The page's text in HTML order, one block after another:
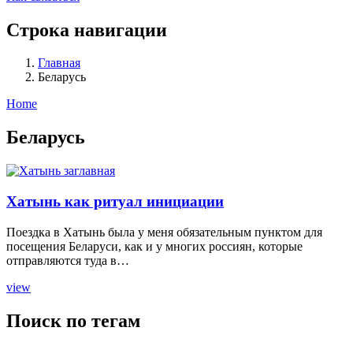
Строка навигации
Главная
Беларусь
Home
Беларусь
Хатынь как ритуал инициации
Поездка в Хатынь была у меня обязательным пунктом для
посещения Беларуси, как и у многих россиян, которые
отправляются туда в…
view
Поиск по тегам